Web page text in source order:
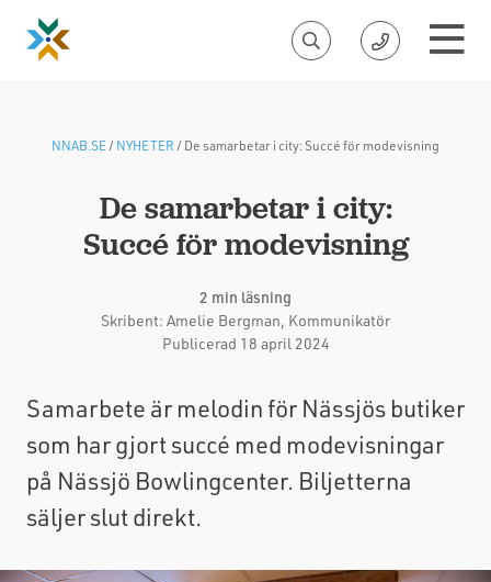
NNAB.SE/NYHETER /De samarbetar i city: Succé för modevisning
De samarbetar i city:
Succé för modevisning
2 min läsning
Skribent: Amelie Bergman, Kommunikatör
Publicerad 18 april 2024
Samarbete är melodin för Nässjös butiker
som har gjort succé med modevisningar
på Nässjö Bowlingcenter. Biljetterna
säljer slut direkt.